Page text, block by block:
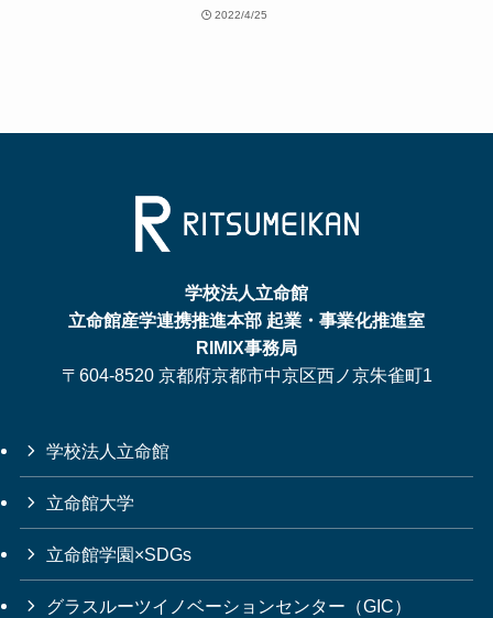
2022/4/25
学校法人立命館
立命館産学連携推進本部 起業・事業化推進室
RIMIX事務局
〒604-8520 京都府京都市中京区西ノ京朱雀町1
学校法人立命館
立命館大学
立命館学園×SDGs
グラスルーツイノベーションセンター（GIC）